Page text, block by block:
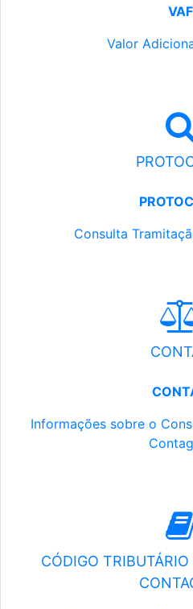
VAF
Valor
Consulta
Informações sobre o
CÓDIGO